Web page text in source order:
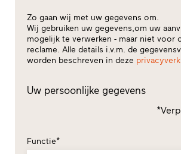
Zo gaan wij met uw gegevens om.
Wij gebruiken uw gegevens,om uw
mogelijk te verwerken - maar niet voor
reclame. Alle details i.v.m. de
worden beschreven in deze
Uw persoonlijke gegevens
Functie*